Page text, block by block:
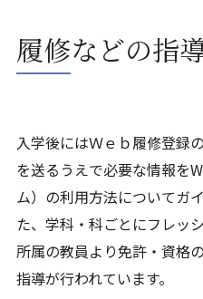
履修などの指
入学後にはＷｅｂ履修登録
を送るうえで必要な情報を
ム）の利用方法についてガ
た、学科・科ごとにフレッ
所属の教員より免許・資格
指導が行われています。